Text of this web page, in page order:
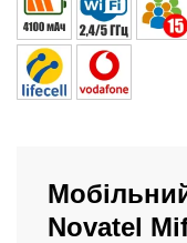
Novatel